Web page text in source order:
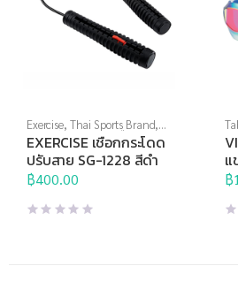
Exercise, Thai Sports Brand,
อุปกรณ์บริหารกาย,เชือก
กระโดด
EXERCISE เชือกกระโดด
ปรับสาย SG-1228 สีดำ
฿400.00
น้ำ
แ
฿